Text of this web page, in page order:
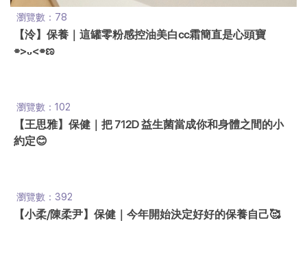
瀏覽數：78
【泠】保養｜這罐零粉感控油美白cc霜簡直是心頭寶
⌯>ᴗ<⌯ಣ
瀏覽數：102
【王思雅】保健｜把 712D 益生菌當成你和身體之間的小
約定😊
瀏覽數：392
【小柔/陳柔尹】保健｜今年開始決定好好的保養自己🥰